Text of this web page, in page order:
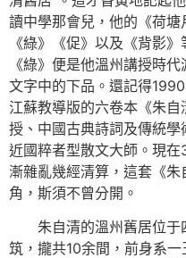
讀中學那會兒，他的《荷塘
《綠》《促》以及《背影
《綠》便是他溫州講授時
文字中的下品。還記得
江蘇教導版的六卷本《朱
授、中國古典詩詞及傳統
近國粹者型散文大師。現
漸雜亂幾經清算，這套《
角，斯須不曾分開。
朱自清的溫州舊居位
筑，攏共10余間，前身系